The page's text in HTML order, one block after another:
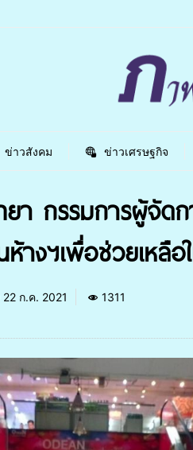
ข่าวสังคม ข่าวเศรษฐกิจ
กรรมการผู้จัดก
ห้างฯเพื่อช่วยเห
22 ก.ค. 2021 1311